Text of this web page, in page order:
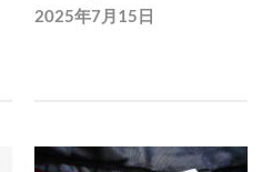
2025年7月15日